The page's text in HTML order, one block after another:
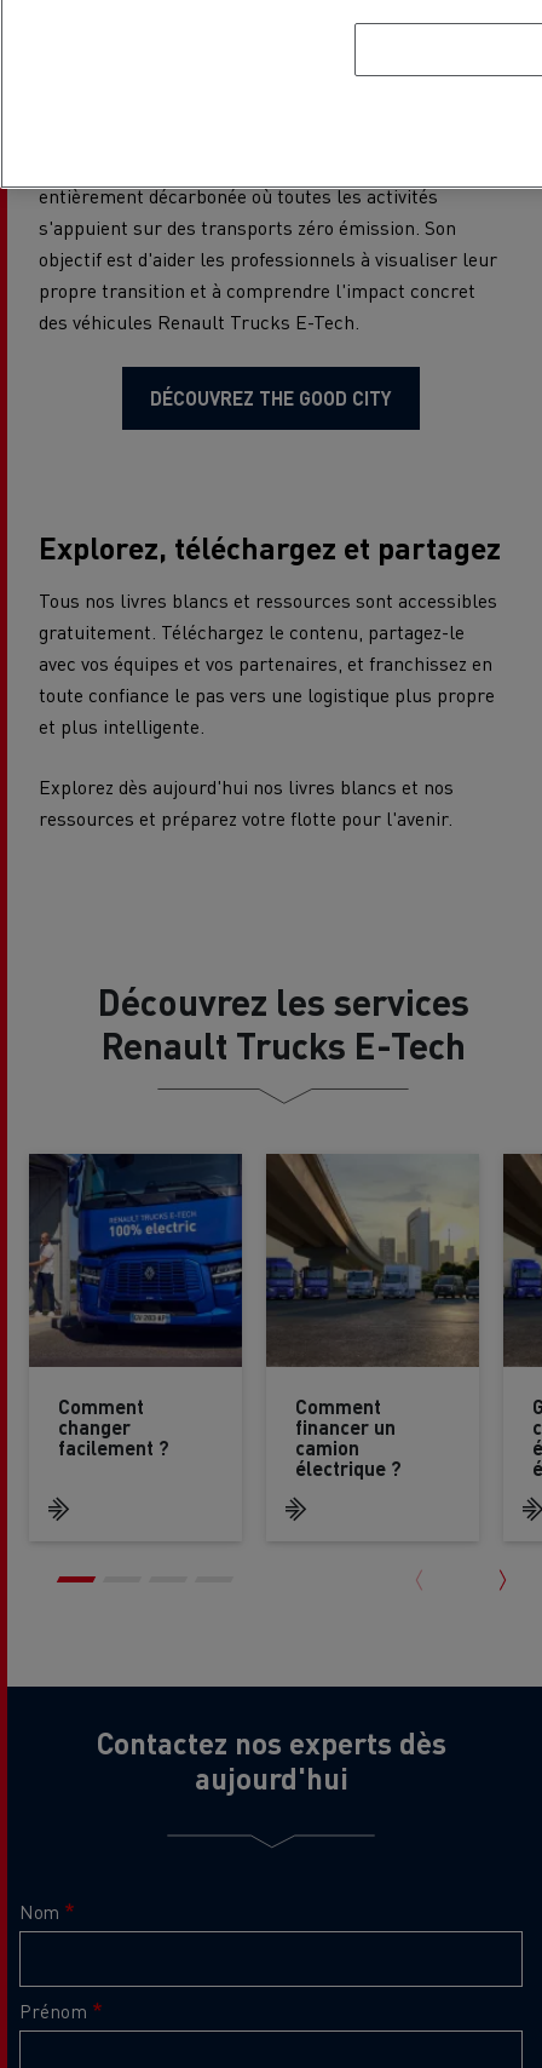
concrets dans les domaines de la livraison, de la
entièrement décarbonée où toutes les activités
s'appuient sur des transports zéro émission. Son
objectif est d'aider les professionnels à visualiser leur
propre transition et à comprendre l'impact concret
des véhicules Renault Trucks E-Tech.
DÉCOUVREZ THE GOOD CITY
Explorez, téléchargez et partagez
Tous nos livres blancs et ressources sont accessibles
gratuitement. Téléchargez le contenu, partagez-le
avec vos équipes et vos partenaires, et franchissez en
toute confiance le pas vers une logistique plus propre
et plus intelligente.
Explorez dès aujourd'hui nos livres blancs et nos
ressources et préparez votre flotte pour l'avenir.
Découvrez les services
Renault Trucks E-Tech
Comment
changer
facilement ?
Comment
financer un
camion
électrique ?
Contactez nos experts dès
aujourd'hui
Nom
Prénom